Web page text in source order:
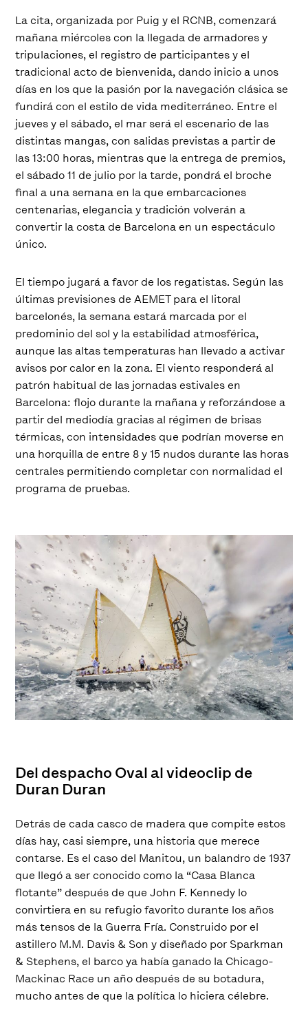
La cita, organizada por Puig y el RCNB, comenzará
mañana miércoles con la llegada de armadores y
tripulaciones, el registro de participantes y el
tradicional acto de bienvenida, dando inicio a unos
días en los que la pasión por la navegación clásica se
fundirá con el estilo de vida mediterráneo. Entre el
jueves y el sábado, el mar será el escenario de las
distintas mangas, con salidas previstas a partir de
las 13:00 horas, mientras que la entrega de premios,
el sábado 11 de julio por la tarde, pondrá el broche
final a una semana en la que embarcaciones
centenarias, elegancia y tradición volverán a
convertir la costa de Barcelona en un espectáculo
único.
El tiempo jugará a favor de los regatistas. Según las
últimas previsiones de AEMET para el litoral
barcelonés, la semana estará marcada por el
predominio del sol y la estabilidad atmosférica,
aunque las altas temperaturas han llevado a activar
avisos por calor en la zona. El viento responderá al
patrón habitual de las jornadas estivales en
Barcelona: flojo durante la mañana y reforzándose a
partir del mediodía gracias al régimen de brisas
térmicas, con intensidades que podrían moverse en
una horquilla de entre 8 y 15 nudos durante las horas
centrales permitiendo completar con normalidad el
programa de pruebas.
Del despacho Oval al videoclip de
Duran Duran
Detrás de cada casco de madera que compite estos
días hay, casi siempre, una historia que merece
contarse. Es el caso del Manitou, un balandro de 1937
que llegó a ser conocido como la “Casa Blanca
flotante” después de que John F. Kennedy lo
convirtiera en su refugio favorito durante los años
más tensos de la Guerra Fría. Construido por el
astillero M.M. Davis & Son y diseñado por Sparkman
& Stephens, el barco ya había ganado la Chicago-
Mackinac Race un año después de su botadura,
mucho antes de que la política lo hiciera célebre.